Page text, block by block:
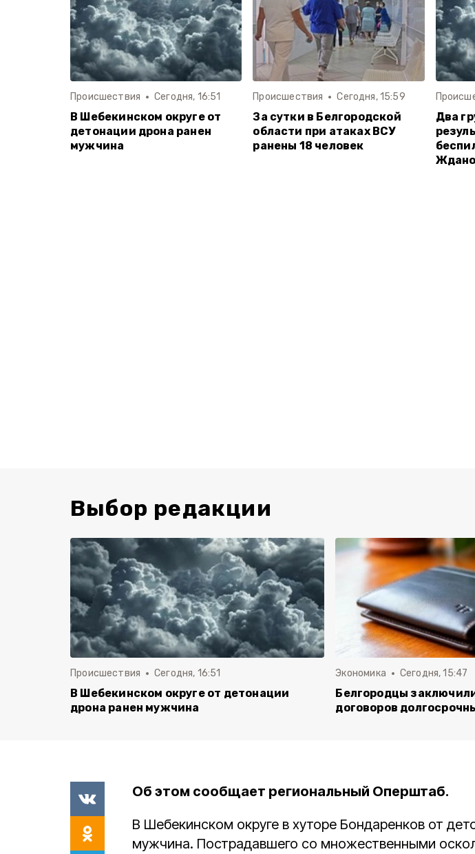
Происшествия Сегодня, 16:51
В Шебекинском округе от
детонации дрона ранен
мужчина
Происшествия Сегодня, 15:59
За сутки в Белгородской
области при атаках ВСУ
ранены 18 человек
Два
Выбор редакции
Происшествия Сегодня, 16:51
В Шебекинском округе от детонации
дрона ранен мужчина
Экономика Сегодня, 15:47
Белгородцы
договоров
Об этом сообщает региональный Оперштаб.
В Шебекинском округе в хуторе Бондаренков от
мужчина. Пострадавшего со множественными